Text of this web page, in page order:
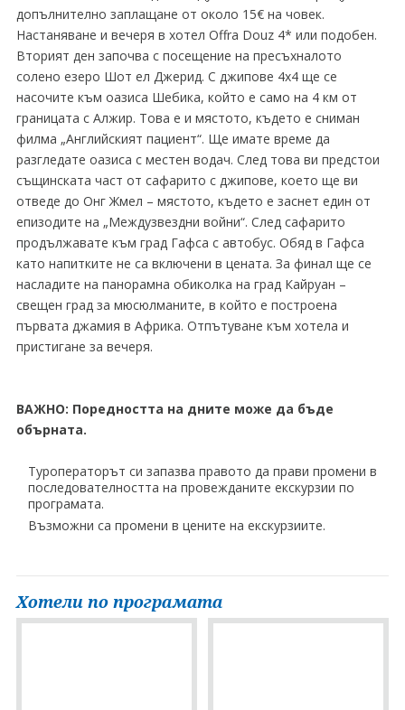
допълнително заплащане от около 15€ на човек.
Настаняване и вечеря в хотел Offra Douz 4* или подобен.
Вторият ден започва с посещение на пресъхналото
солено езеро Шот ел Джерид. С джипове 4x4 ще се
насочите към оазиса Шебика, който е само на 4 км от
границата с Алжир. Това е и мястото, където е сниман
филма „Английският пациент“. Ще имате време да
разгледате оазиса с местен водач. След това ви предстои
същинската част от сафарито с джипове, което ще ви
отведе до Онг Жмел – мястото, където е заснет един от
епизодите на „Междузвездни войни“. След сафарито
продължавате към град Гафса с автобус. Обяд в Гафса
като напитките не са включени в цената. За финал ще се
насладите на панорамна обиколка на град Кайруан –
свещен град за мюсюлманите, в който е построена
първата джамия в Африка. Отпътуване към хотела и
пристигане за вечеря.
ВАЖНО: Поредността на дните може да бъде
обърната.
Туроператорът си запазва правото да прави промени в
последователността на провежданите екскурзии по
програмата.
Възможни са промени в цените на екскурзиите.
Хотели по програмата